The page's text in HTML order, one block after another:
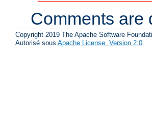
Comments are
Copyright 2019 The Apache Software
Autorisé sous Apache License, Version 2.0